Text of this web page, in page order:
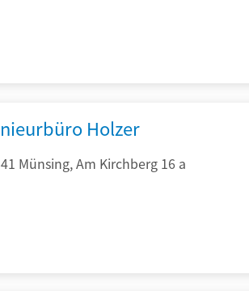
Holzer
Münsing, Am Kirchberg 16 a